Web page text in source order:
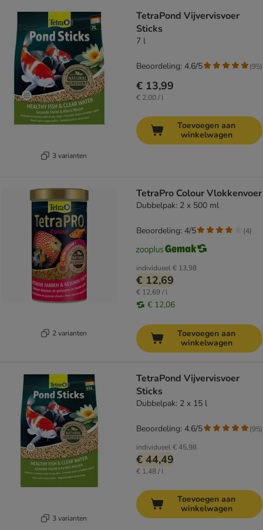
3 varianten
TetraPond Vijvervisvoer
Sticks
7 l
€ 13,99
€ 2,00 / l
Beoordeling: 4.6/5 (95)
Toevoegen aan
winkelwagen
2 varianten
TetraPro Colour Vlokkenvoer
Dubbelpak: 2 x 500 ml
individueel€ 13,98
€ 12,69
€ 12,69 / l
€ 12,06
Beoordeling: 4/5 (4)
Toevoegen aan
winkelwagen
3 varianten
TetraPond Vijvervisvoer
Sticks
Dubbelpak: 2 x 15 l
individueel€ 45,98
€ 44,49
€ 1,48 / l
Beoordeling: 4.6/5 (95)
Toevoegen aan
winkelwagen